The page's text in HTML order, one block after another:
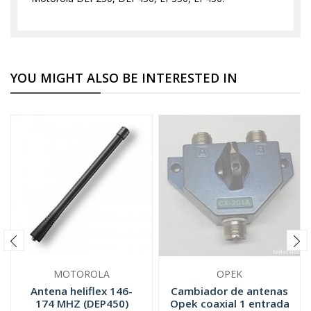
YOU MIGHT ALSO BE INTERESTED IN
MOTOROLA
Antena heliflex 146-
174 MHZ (DEP450)
OPEK
Cambiador de antenas
Opek coaxial 1 entrada